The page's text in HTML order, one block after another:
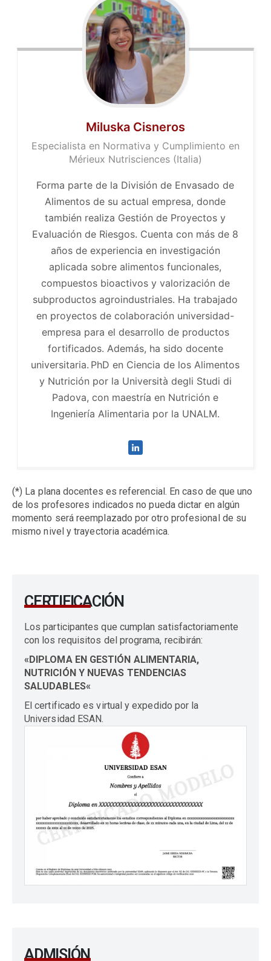
Miluska Cisneros
Especialista en Normativa y Cumplimiento en
Mérieux Nutrisciences (Italia)
Forma parte de la División de Envasado de
Alimentos de su actual empresa, donde
también realiza Gestión de Proyectos y
Evaluación de Riesgos. Cuenta con más de 8
años de experiencia en investigación
aplicada sobre alimentos funcionales,
compuestos bioactivos y valorización de
subproductos agroindustriales. Ha trabajado
en proyectos de colaboración universidad-
empresa para el desarrollo de productos
fortificados. Además, ha sido docente
universitaria. PhD en Ciencia de los Alimentos
y Nutrición por la Università degli Studi di
Padova, con maestría en Nutrición e
Ingeniería Alimentaria por la UNALM.
(*) La plana docentes es referencial. En caso de que uno
de los profesores indicados no pueda dictar en algún
momento será reemplazado por otro profesional de su
mismo nivel y trayectoria académica.
CERTIFICACIÓN
Los participantes que cumplan satisfactoriamente
con los requisitos del programa, recibirán:
«DIPLOMA EN GESTIÓN ALIMENTARIA,
NUTRICIÓN Y NUEVAS TENDENCIAS
SALUDABLES«
El certificado es virtual y expedido por la
Universidad ESAN.
ADMISIÓN